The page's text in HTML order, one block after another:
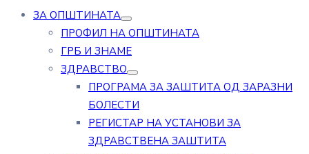
ЗА ОПШТИНАТА
ПРОФИЛ НА ОПШТИНАТА
ГРБ И ЗНАМЕ
ЗДРАВСТВО
ПРОГРАМА ЗА ЗАШТИТА ОД ЗАРАЗНИ
БОЛЕСТИ
РЕГИСТАР НА УСТАНОВИ ЗА
ЗДРАВСТВЕНА ЗАШТИТА